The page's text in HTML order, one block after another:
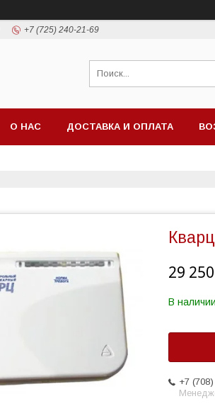
+7 (725) 240-21-69
О НАС ДОСТАВКА И ОПЛАТА
29
В наличии
+7